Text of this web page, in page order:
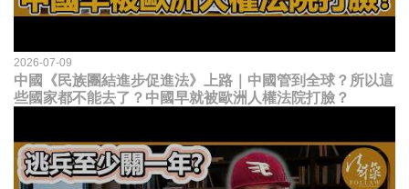
2026-07-09
中國《民族團結進步促進法》上路｜中國管到全球？所以這
些國家都不能去了？中國早就被歐洲人權法院打臉？